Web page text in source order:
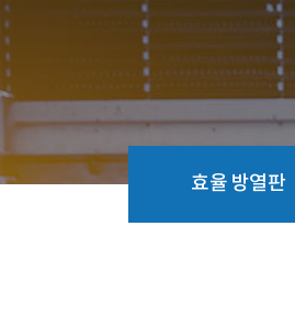
효율 방열판